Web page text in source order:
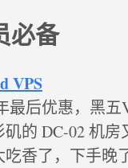
必备
VPS
最后优惠，黑五
矶的 DC-02 机
香了，下手晚